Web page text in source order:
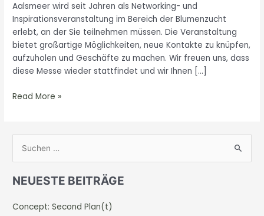
Aalsmeer wird seit Jahren als Networking- und
Inspirationsveranstaltung im Bereich der Blumenzucht
erlebt, an der Sie teilnehmen müssen. Die Veranstaltung
bietet großartige Möglichkeiten, neue Kontakte zu knüpfen,
aufzuholen und Geschäfte zu machen. Wir freuen uns, dass
diese Messe wieder stattfindet und wir Ihnen […]
Read More »
u
c
NEUESTE BEITRÄGE
Concept: Second Plan(t)